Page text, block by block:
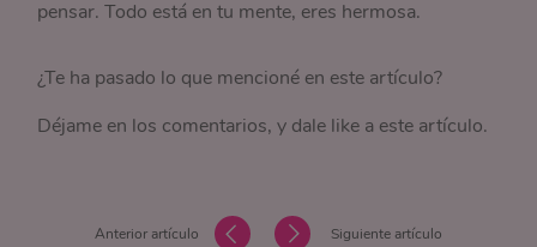
pensar. Todo está en tu mente, eres hermosa.
¿Te ha pasado lo que mencioné en este artículo?
Déjame en los comentarios, y dale like a este artículo.
Anterior artículo Siguiente artículo